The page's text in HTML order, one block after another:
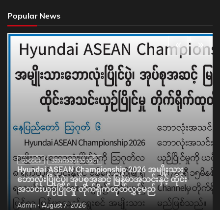
Popular News
သတင်း အားကစားသတင်း
Hyundai ASEAN Championship 2026 အမျိုးသား
ဘောလုံးပြိုင်ပွဲ၊ အုပ်စုအဆင့် မြန်မာအသင်းနှင့် ထိုင်း
အသင်းယှဉ်ပြိုင်မှု တိုက်ရိုက်ထုတ်လွှင့်မည်
Admin August 7, 2026